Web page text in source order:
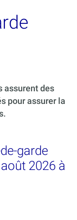
assurent des
pour assurer la
garde
2026 à